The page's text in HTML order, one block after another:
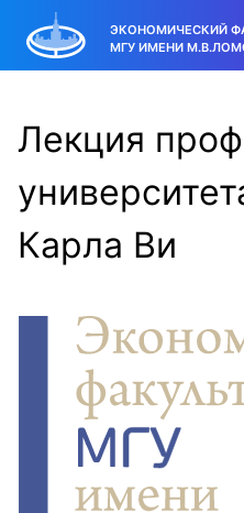
ЭКОНОМИЧЕСКИЙ
МГУ ИМЕНИ
Лекция
Карла Ви